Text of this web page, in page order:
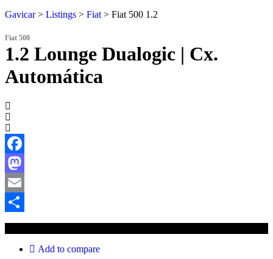
Gavicar> Listings > Fiat > Fiat 500 1.2
Fiat 500
1.2 Lounge Dualogic | Cx.
Automática
Facebook
Mastodon
Email
Share
Add to compare